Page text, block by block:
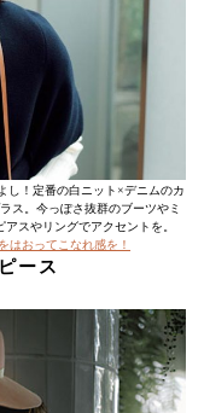
し！定番の白ニット×デニムのカ
ス。今っぽさ抜群のブーツやミ
スやリングでアクセントを。
はおってこなれ感を！
ース